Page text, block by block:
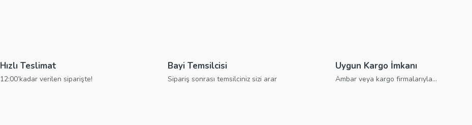
Hızlı Teslimat
12:00’kadar verilen siparişte!
Bayi Temsilcisi
Sipariş sonrası temsilciniz sizi arar
Uygun Kargo İmkanı
Ambar veya kargo firmalarıyla...